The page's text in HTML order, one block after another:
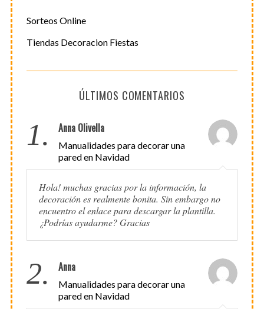
Sorteos Online
Tiendas Decoracion Fiestas
ÚLTIMOS COMENTARIOS
1. Anna Olivella
Manualidades para decorar una
pared en Navidad
Hola! muchas gracias por la información, la
decoración es realmente bonita. Sin embargo no
encuentro el enlace para descargar la plantilla.
¿Podrías ayudarme? Gracias
2. Anna
Manualidades para decorar una
pared en Navidad